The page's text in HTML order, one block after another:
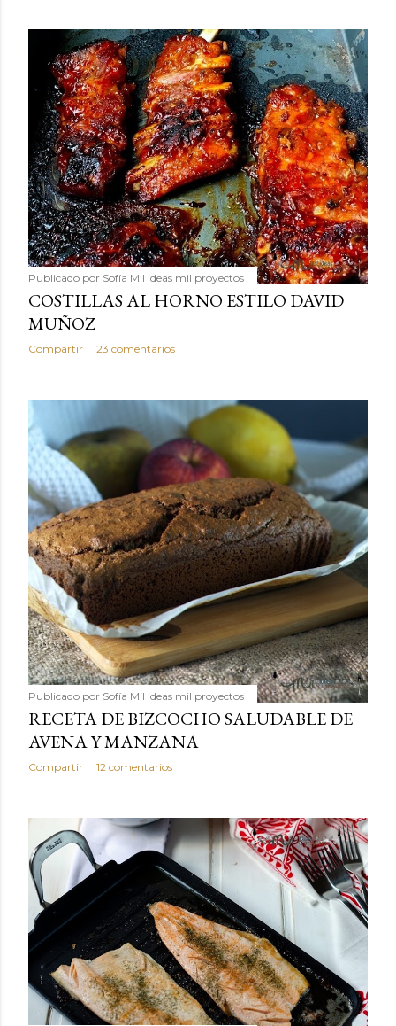
Publicado por Sofía Mil ideas mil proyectos
COSTILLAS AL HORNO ESTILO DAVID
MUÑOZ
Compartir 23 comentarios
Publicado por Sofía Mil ideas mil proyectos
RECETA DE BIZCOCHO SALUDABLE DE
AVENA Y MANZANA
Compartir 12 comentarios